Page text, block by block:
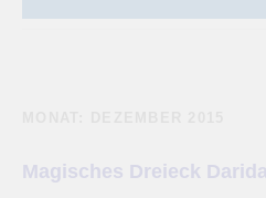
Magisches Dreieck